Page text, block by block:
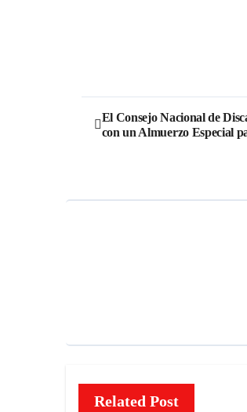
El Consejo Nacional de
con un Almuerzo Especial
Related Post